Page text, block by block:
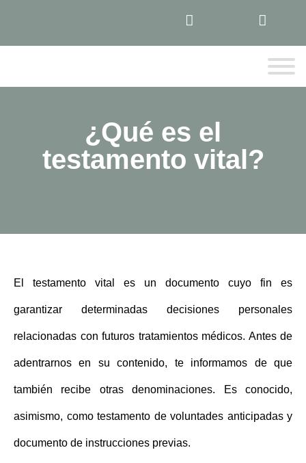
¿Qué es el
testamento vital?
El testamento vital es un documento cuyo fin es
garantizar determinadas decisiones personales
relacionadas con futuros tratamientos médicos. Antes de
adentrarnos en su contenido, te informamos de que
también recibe otras denominaciones. Es conocido,
asimismo, como testamento de voluntades anticipadas y
documento de instrucciones previas.